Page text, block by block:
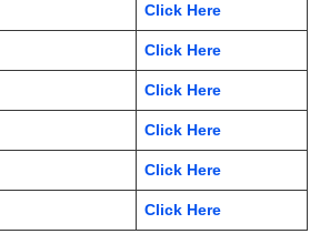
Click Here
Click Here
Click Here
Click Here
Click Here
Click Here